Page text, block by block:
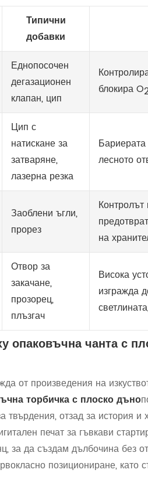
Типични
добавки
Еднопосочен
дегазационен
клапан, цип
блокира O
Цип с
натискане за
затваряне,
лазерна резка
Бариерата
лесното
Заоблени ъгли,
прорез
на
Отвор за
закачане,
прозорец,
плъзгач
Висока
изгражда
опаковъчна чанта с
от произведения на
торбичка с плоско дъно
отзад за история и
печат за гъвкави
за да създам дълбочина без
позициониране,